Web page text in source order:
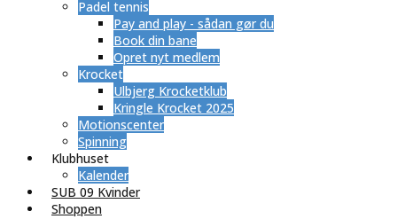
Padel tennis
Pay and play - sådan gør du
Book din bane
Opret nyt medlem
Krocket
Ulbjerg Krocketklub
Kringle Krocket 2025
Motionscenter
Spinning
Klubhuset
Kalender
SUB 09 Kvinder
Shoppen